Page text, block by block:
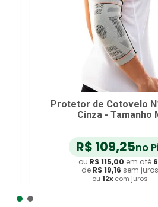
Protetor de Cotovelo
Cinza - Tamanho
R$ 109,25no
ou R$ 115,00 em até 6
de R$ 19,16 sem juros
ou 12x com juros